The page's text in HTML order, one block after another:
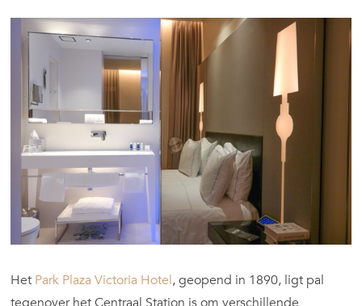
Het Park Plaza Victoria Hotel, geopend in 1890, ligt pal
tegenover het Centraal Station is om verschillende